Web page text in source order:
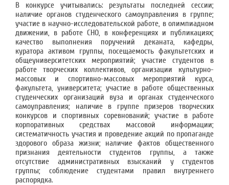
В конкурсе учитывались: результаты последней сессии;
наличие органов студенческого самоуправления в группе;
участие в научно-исследовательской работе, в олимпиадном
движении, в работе СНО, в конференциях и публикациях;
качество выполнения поручений деканата, кафедры,
куратора активом группы, посещаемость факультетских и
общеуниверситетских мероприятий; участие студентов в
работе творческих коллективов, организации культурно-
массовых и спортивно-массовых мероприятий курса,
факультета, университета; участие в работе общественных
студенческих организаций вуза и органах студенческого
самоуправления; наличие в группе призеров творческих
конкурсов и спортивных соревнований; участие в работе
корпоративных средствах массовой информации;
систематичность участия и проведение акций по пропаганде
здорового образа жизни; наличие фактов общественного
признания деятельности студентов группы, а также
отсутствие административных взысканий у студентов
группы; соблюдение студентами правил внутреннего
распорядка.